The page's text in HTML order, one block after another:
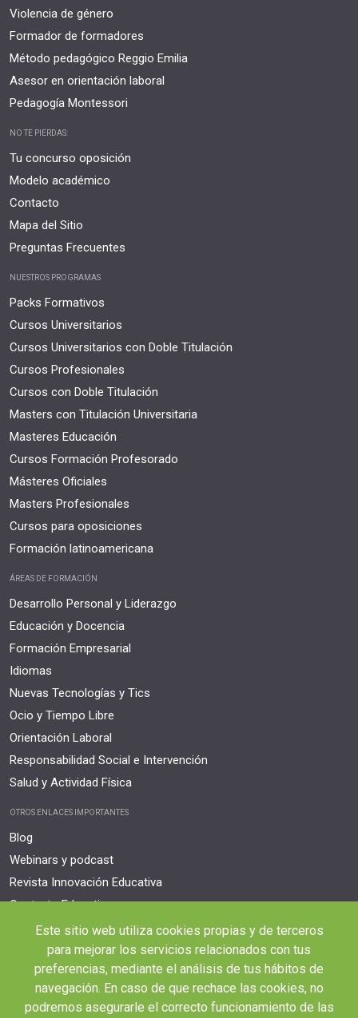
Violencia de género
Formador de formadores
Método pedagógico Reggio Emilia
Asesor en orientación laboral
Pedagogía Montessori
NO TE PIERDAS:
Tu concurso oposición
Modelo académico
Contacto
Mapa del Sitio
Preguntas Frecuentes
NUESTROS PROGRAMAS
Packs Formativos
Cursos Universitarios
Cursos Universitarios con Doble Titulación
Cursos Profesionales
Cursos con Doble Titulación
Masters con Titulación Universitaria
Masteres Educación
Cursos Formación Profesorado
Másteres Oficiales
Masters Profesionales
Cursos para oposiciones
Formación latinoamericana
ÁREAS DE FORMACIÓN
Desarrollo Personal y Liderazgo
Educación y Docencia
Formación Empresarial
Idiomas
Nuevas Tecnologías y Tics
Ocio y Tiempo Libre
Orientación Laboral
Responsabilidad Social e Intervención
Salud y Actividad Física
OTROS ENLACES IMPORTANTES
Blog
Webinars y podcast
Revista Innovación Educativa
Contexto Educativo
Desistir contrato aquí
Tienes 14 días desde tu matriculación para cancelar sin coste y recibir el
reembolso completo.
Este sitio web utiliza cookies propias y de terceros
para mejorar los servicios relacionados con tus
preferencias, mediante el análisis de tus hábitos de
navegación. En caso de que rechace las cookies, no
podremos asegurarle el correcto funcionamiento de las